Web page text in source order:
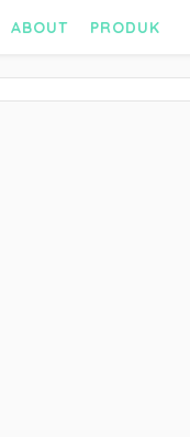
ABOUT PRODUK